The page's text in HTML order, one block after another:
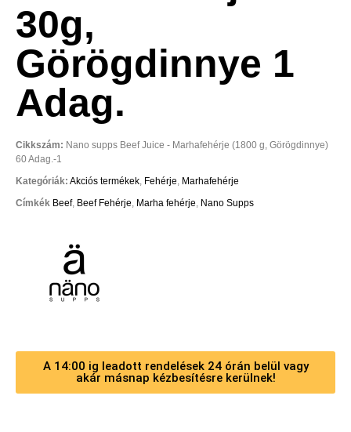
30g,
Görögdinnye 1
Adag.
Cikkszám: Nano supps Beef Juice - Marhafehérje (1800 g, Görögdinnye)
60 Adag.-1
Kategóriák: Akciós termékek, Fehérje, Marhafehérje
Címkék Beef, Beef Fehérje, Marha fehérje, Nano Supps
A 14:00 ig leadott rendelések 24 órán belül vagy
akár másnap kézbesítésre kerülnek!